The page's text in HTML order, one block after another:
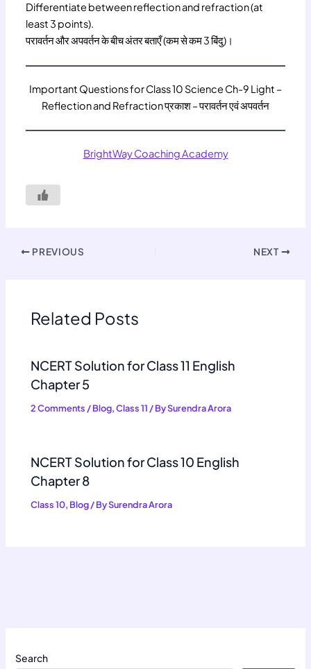
Differentiate between reflection and refraction (at
least 3 points).
परावर्तन और अपवर्तन के बीच अंतर बताएँ (कम से कम 3 बिंदु)।
Important Questions for Class 10 Science Ch-9 Light –
Reflection and Refraction प्रकाश – परावर्तन एवं अपवर्तन
BrightWay Coaching Academy
PREVIOUS NEXT
Related Posts
NCERT Solution for Class 11 English
Chapter 5
2 Comments /Blog,Class 11 / BySurendra Arora
NCERT Solution for Class 10 English
Chapter 8
Class 10, Blog/ BySurendra Arora
Search